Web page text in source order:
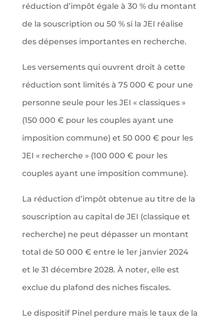
réduction d’impôt égale à 30 % du montant
de la souscription ou 50 % si la JEI réalise
des dépenses importantes en recherche.
Les versements qui ouvrent droit à cette
réduction sont limités à 75 000 € pour une
personne seule pour les JEI « classiques »
(150 000 € pour les couples ayant une
imposition commune) et 50 000 € pour les
JEI « recherche » (100 000 € pour les
couples ayant une imposition commune).
La réduction d’impôt obtenue au titre de la
souscription au capital de JEI (classique et
recherche) ne peut dépasser un montant
total de 50 000 € entre le 1er janvier 2024
et le 31 décembre 2028. À noter, elle est
exclue du plafond des niches fiscales.
Le dispositif Pinel perdure mais le taux de la